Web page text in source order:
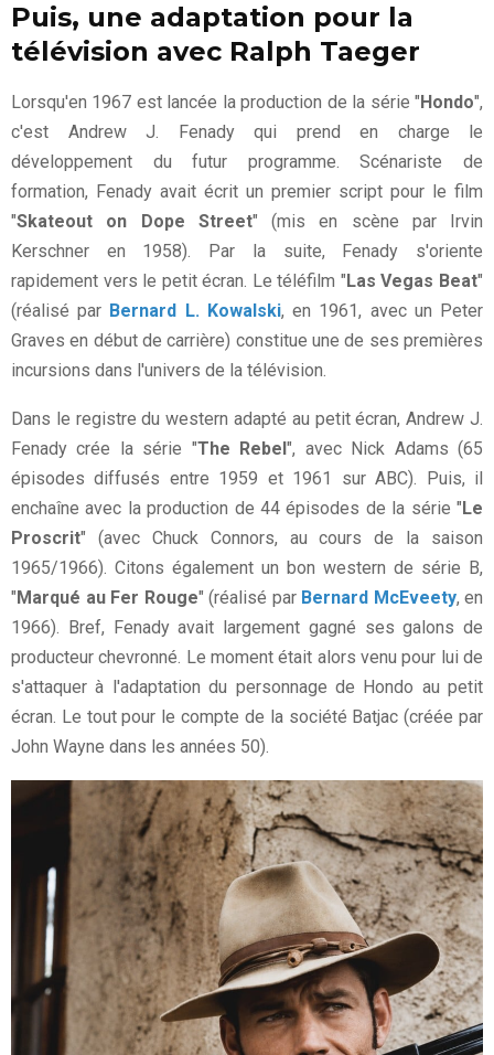
Puis, une adaptation pour la
télévision avec Ralph Taeger
Lorsqu'en 1967 est lancée la production de la série " Hondo",
c'est Andrew J. Fenady qui prend en charge le
développement du futur programme. Scénariste de
formation, Fenady avait écrit un premier script pour le film
"Skateout on Dope Street" (mis en scène par Irvin
Kerschner en 1958). Par la suite, Fenady s'oriente
rapidement vers le petit écran. Le téléfilm " Las Vegas Beat"
(réalisé par Bernard L. Kowalski, en 1961, avec un Peter
Graves en début de carrière) constitue une de ses premières
incursions dans l'univers de la télévision.
Dans le registre du western adapté au petit écran, Andrew J.
Fenady crée la série "The Rebel", avec Nick Adams (65
épisodes diffusés entre 1959 et 1961 sur ABC). Puis, il
enchaîne avec la production de 44 épisodes de la série " Le
Proscrit" (avec Chuck Connors, au cours de la saison
1965/1966). Citons également un bon western de série B,
" Marqué au Fer Rouge" (réalisé par Bernard McEveety, en
1966). Bref, Fenady avait largement gagné ses galons de
producteur chevronné. Le moment était alors venu pour lui de
s'attaquer à l'adaptation du personnage de Hondo au petit
écran. Le tout pour le compte de la société Batjac (créée par
John Wayne dans les années 50).